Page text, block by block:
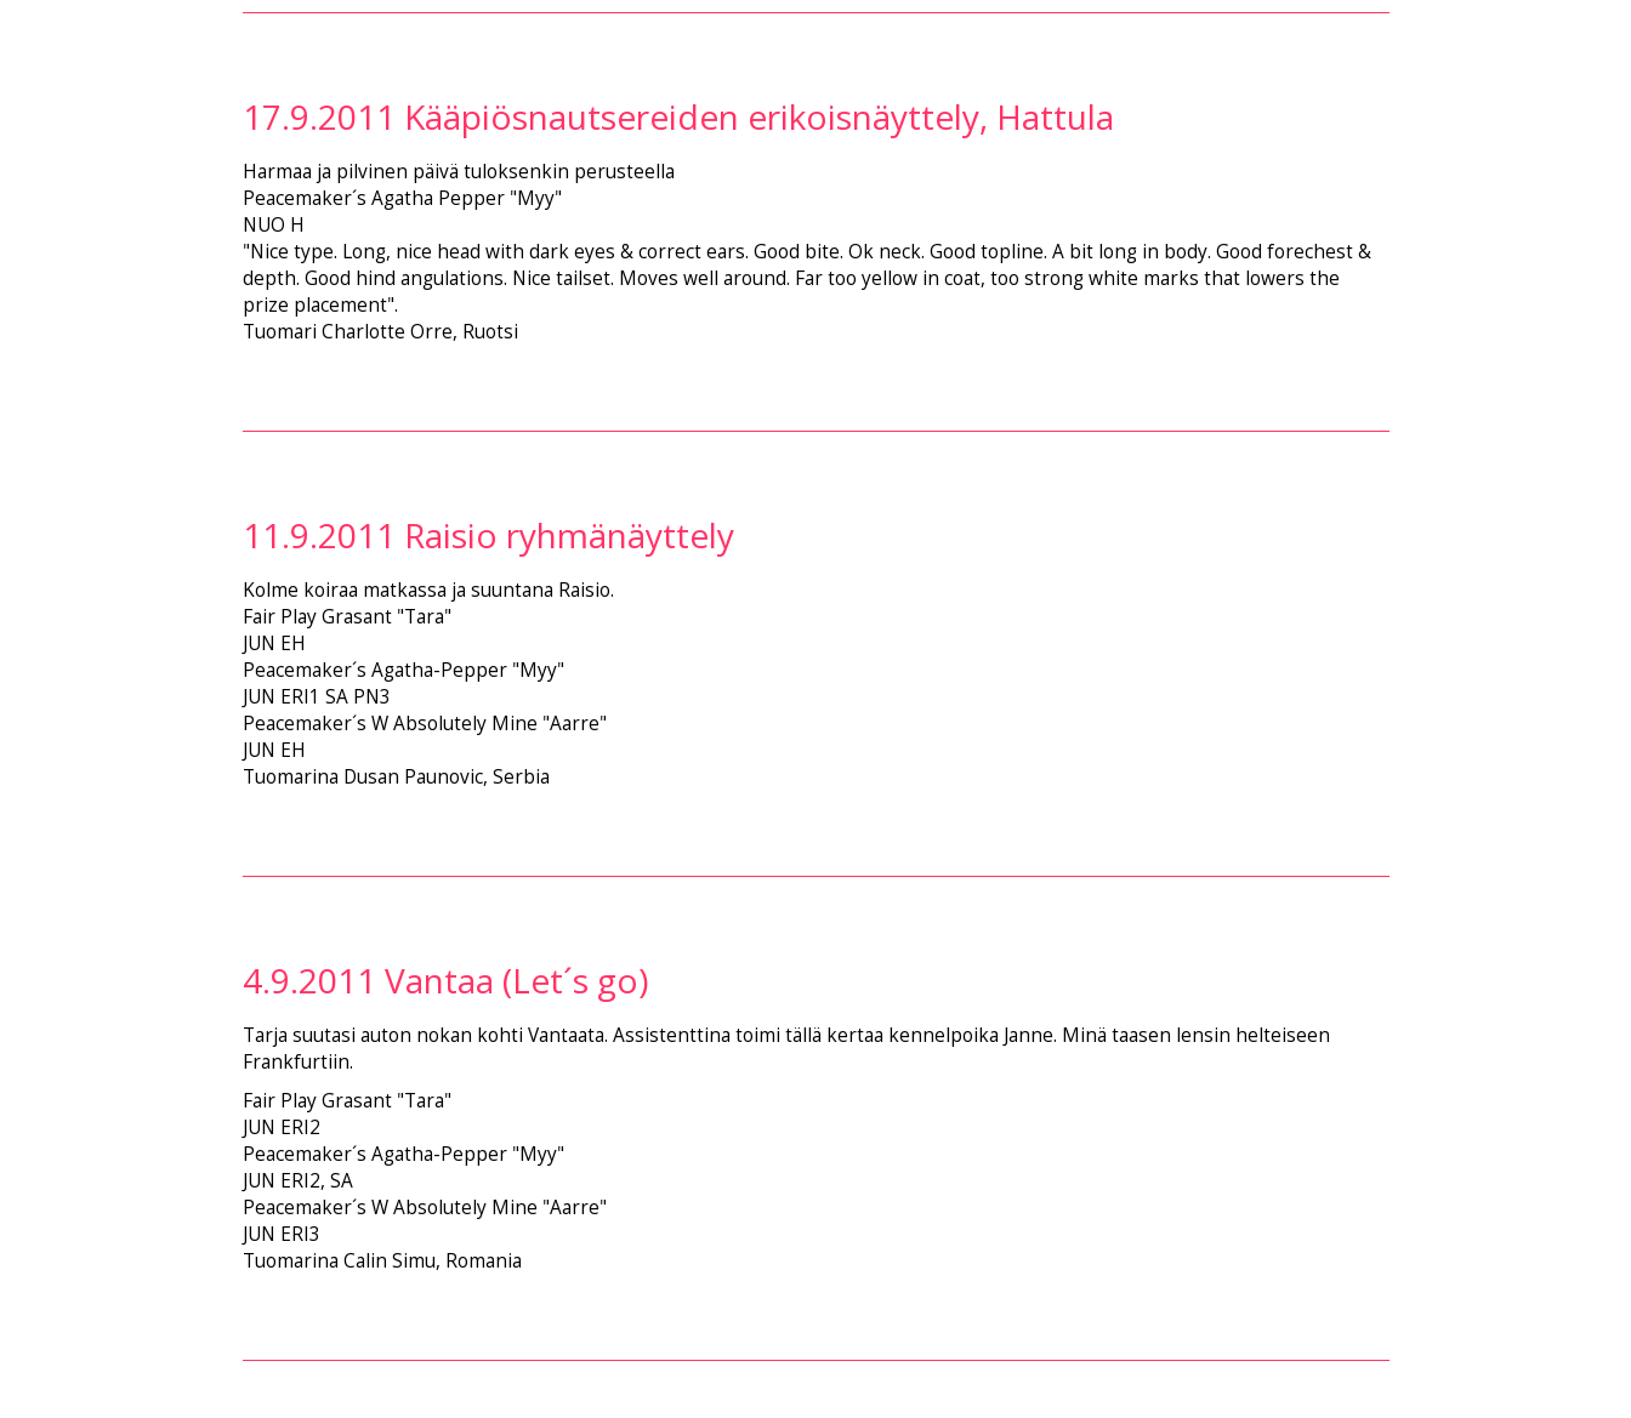
17.9.2011 Kääpiösnautsereiden erikoisnäyttely, Hattula
Harmaa ja pilvinen päivä tuloksenkin perusteella
Peacemaker´s Agatha Pepper "Myy"
NUO H
"Nice type. Long, nice head with dark eyes & correct ears. Good bite. Ok neck. Good topline. A bit long in body. Good forechest &
depth. Good hind angulations. Nice tailset. Moves well around. Far too yellow in coat, too strong white marks that lowers the
prize placement".
Tuomari Charlotte Orre, Ruotsi
11.9.2011 Raisio ryhmänäyttely
Kolme koiraa matkassa ja suuntana Raisio.
Fair Play Grasant "Tara"
JUN EH
Peacemaker´s Agatha-Pepper "Myy"
JUN ERI1 SA PN3
Peacemaker´s W Absolutely Mine "Aarre"
JUN EH
Tuomarina Dusan Paunovic, Serbia
4.9.2011 Vantaa (Let´s go)
Tarja suutasi auton nokan kohti Vantaata. Assistenttina toimi tällä kertaa kennelpoika Janne. Minä taasen lensin helteiseen
Frankfurtiin.
Fair Play Grasant "Tara"
JUN ERI2
Peacemaker´s Agatha-Pepper "Myy"
JUN ERI2, SA
Peacemaker´s W Absolutely Mine "Aarre"
JUN ERI3
Tuomarina Calin Simu, Romania